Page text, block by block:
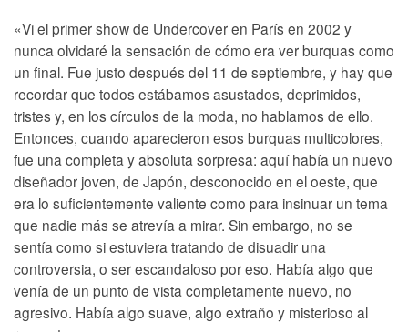
«Vi el primer show de Undercover en París en 2002 y
nunca olvidaré la sensación de cómo era ver burquas como
un final. Fue justo después del 11 de septiembre, y hay que
recordar que todos estábamos asustados, deprimidos,
tristes y, en los círculos de la moda, no hablamos de ello.
Entonces, cuando aparecieron esos burquas multicolores,
fue una completa y absoluta sorpresa: aquí había un nuevo
diseñador joven, de Japón, desconocido en el oeste, que
era lo suficientemente valiente como para insinuar un tema
que nadie más se atrevía a mirar. Sin embargo, no se
sentía como si estuviera tratando de disuadir una
controversia, o ser escandaloso por eso. Había algo que
venía de un punto de vista completamente nuevo, no
agresivo. Había algo suave, algo extraño y misterioso al